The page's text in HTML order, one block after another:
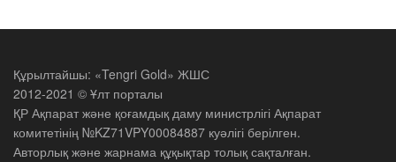
Құрылтайшы: «Tengri Gold» ЖШС
2012-2021 © Ұлт порталы
ҚР Ақпарат және қоғамдық даму министрлігі Ақпарат
комитетінің №KZ71VPY00084887 куәлігі берілген.
Авторлық және жарнама құқықтар толық сақталған.